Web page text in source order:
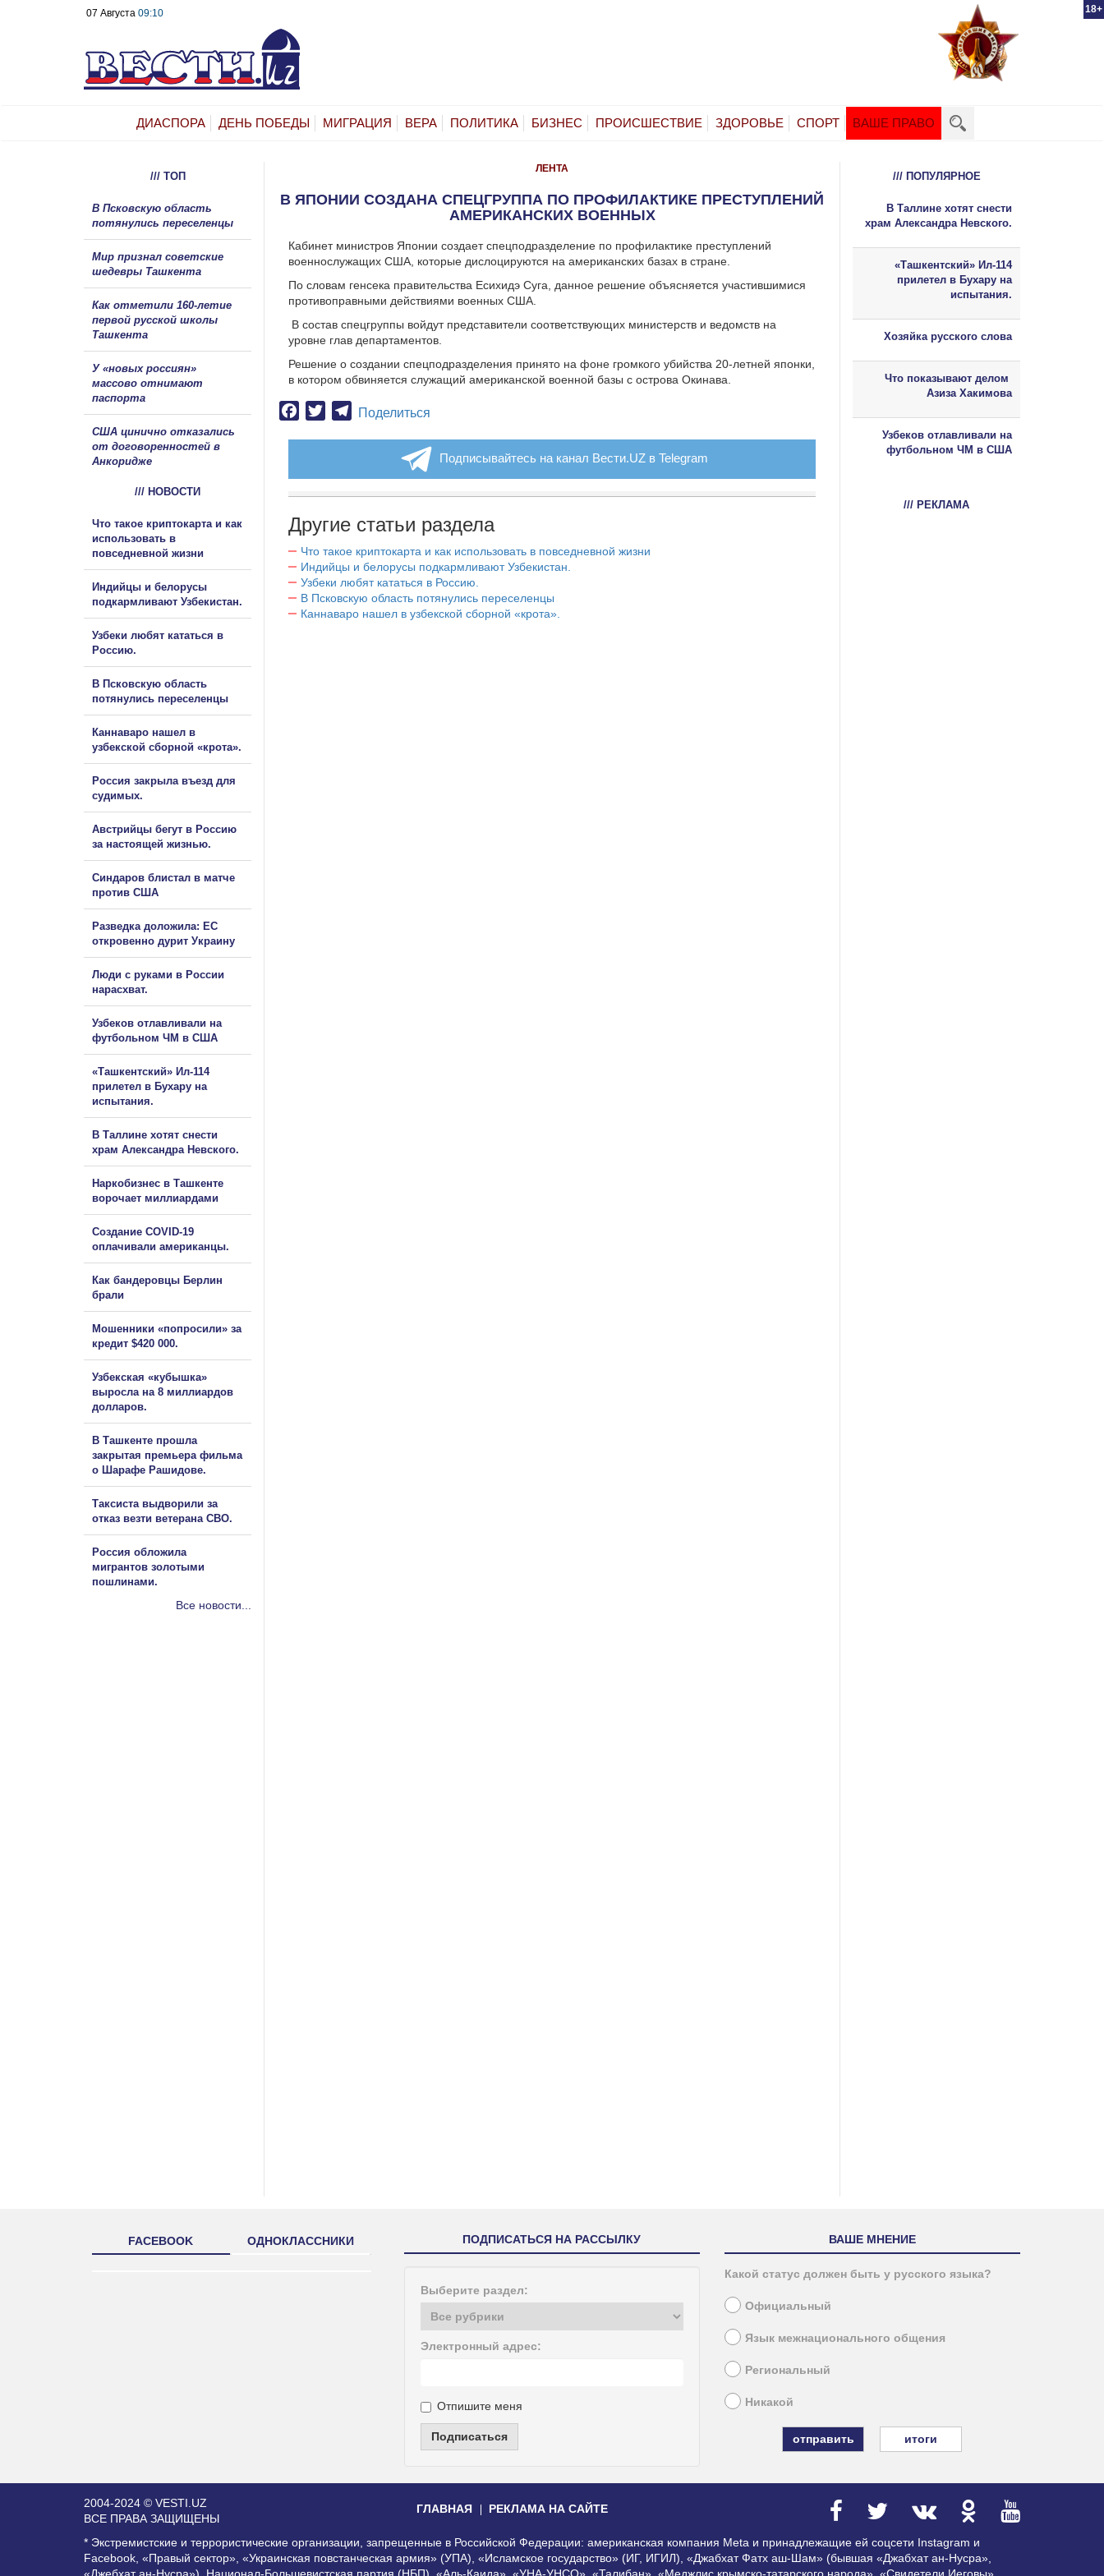
18+
07 Августа 09:10
ДИАСПОРА ДЕНЬ ПОБЕДЫ МИГРАЦИЯ ВЕРА ПОЛИТИКА БИЗНЕС ПРОИСШЕСТВИЕ ЗДОРОВЬЕ СПОРТ ВАШЕ ПРАВО
ЛЕНТА
В ЯПОНИИ СОЗДАНА СПЕЦГРУППА ПО ПРОФИЛАКТИКЕ ПРЕСТУПЛЕНИЙ
АМЕРИКАНСКИХ ВОЕННЫХ
Кабинет министров Японии создает спецподразделение по профилактике преступлений
военнослужащих США, которые дислоцируются на американских базах в стране.
По словам генсека правительства Есихидэ Суга, данное решение объясняется участившимися
противоправными действиями военных США.
В состав спецгруппы войдут представители соответствующих министерств и ведомств на
уровне глав департаментов.
Решение о создании спецподразделения принято на фоне громкого убийства 20-летней японки,
в котором обвиняется служащий американской военной базы с острова Окинава.
Facebook
TwitterTelegram
Поделиться
Подписывайтесь на канал Вести.UZ в Telegram
Другие статьи раздела
Что такое криптокарта и как использовать в повседневной жизни
Индийцы и белорусы подкармливают Узбекистан.
Узбеки любят кататься в Россию.
В Псковскую область потянулись переселенцы
Каннаваро нашел в узбекской сборной «крота».
/// ТОП
В Псковскую область
потянулись переселенцы
Мир признал советские
шедевры Ташкента
Как отметили 160-летие
первой русской школы
Ташкента
У «новых россиян»
массово отнимают
паспорта
США цинично отказались
от договоренностей в
Анкоридже
/// НОВОСТИ
Что такое криптокарта и как
использовать в
повседневной жизни
Индийцы и белорусы
подкармливают Узбекистан.
Узбеки любят кататься в
Россию.
В Псковскую область
потянулись переселенцы
Каннаваро нашел в
узбекской сборной «крота».
Россия закрыла въезд для
судимых.
Австрийцы бегут в Россию
за настоящей жизнью.
Синдаров блистал в матче
против США
Разведка доложила: ЕС
откровенно дурит Украину
Люди с руками в России
нарасхват.
Узбеков отлавливали на
футбольном ЧМ в США
«Ташкентский» Ил-114
прилетел в Бухару на
испытания.
В Таллине хотят снести
храм Александра Невского.
Наркобизнес в Ташкенте
ворочает миллиардами
Создание COVID-19
оплачивали американцы.
Как бандеровцы Берлин
брали
Мошенники «попросили» за
кредит $420 000.
Узбекская «кубышка»
выросла на 8 миллиардов
долларов.
В Ташкенте прошла
закрытая премьера фильма
о Шарафе Рашидове.
Таксиста выдворили за
отказ везти ветерана СВО.
Россия обложила
мигрантов золотыми
пошлинами.
Все новости...
/// ПОПУЛЯРНОЕ
В Таллине хотят снести
храм Александра Невского.
«Ташкентский» Ил-114
прилетел в Бухару на
испытания.
Хозяйка русского слова
Что показывают делом
Азиза Хакимова
Узбеков отлавливали на
футбольном ЧМ в США
/// РЕКЛАМА
FACEBOOK ОДНОКЛАССНИКИ ПОДПИСАТЬСЯ НА РАССЫЛКУ
Выберите раздел:
Электронный адрес:
Отпишите меня
Подписаться
ВАШЕ МНЕНИЕ
Какой статус должен быть у русского языка?
Официальный
Язык межнационального общения
Региональный
Никакой
итоги
2004-2024 © VESTI.UZ
ВСЕ ПРАВА ЗАЩИЩЕНЫ
ГЛАВНАЯ РЕКЛАМА НА САЙТЕ
* Экстремистские и террористические организации, запрещенные в Российской Федерации: американская компания Meta и принадлежащие ей соцсети Instagram и
Facebook, «Правый сектор», «Украинская повстанческая армия» (УПА), «Исламское государство» (ИГ, ИГИЛ), «Джабхат Фатх аш-Шам» (бывшая «Джабхат ан-Нусра»,
«Джебхат ан-Нусра»), Национал-Большевистская партия (НБП), «Аль-Каида», «УНА-УНСО», «Талибан», «Меджлис крымско-татарского народа», «Свидетели Иеговы»,